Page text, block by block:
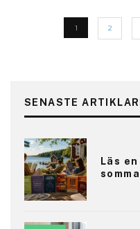
1 2
SENASTE
Läs